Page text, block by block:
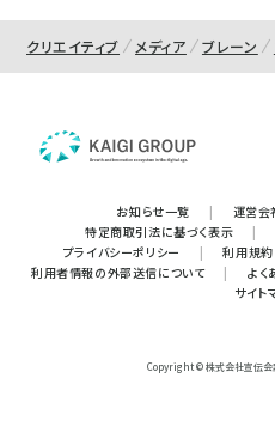
クリエイティブ メディア ブレーン
お知らせ一覧 | 運営会
特定商取引法に基づく表示
|
プライバシーポリシー
| 利用規約
利用者情報の外部送信について
| よく
サイト
Copyright © 株式会社宣伝